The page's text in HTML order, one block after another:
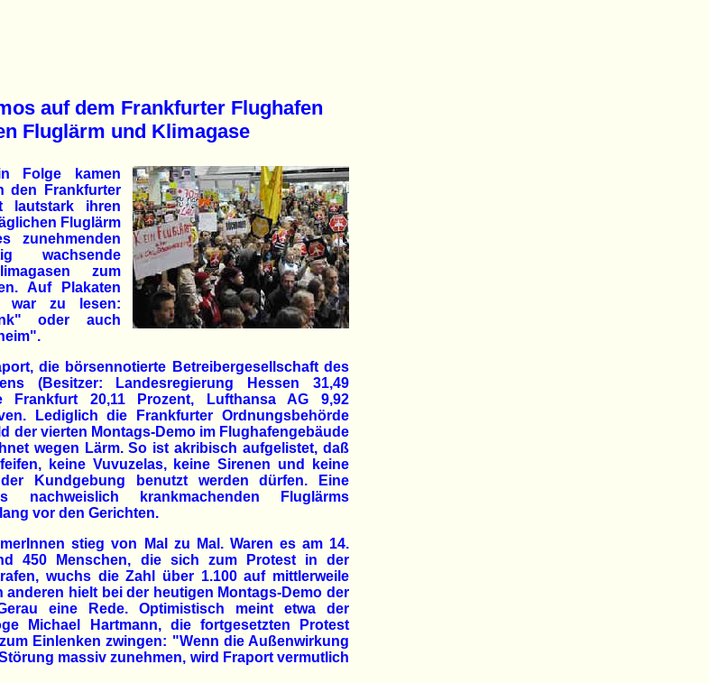
auf dem Frankfurter Flughafen
Fluglärm und Klimagase
Folge kamen
den Frankfurter
lautstark ihren
Fluglärm
zunehmenden
wachsende
zum
Auf Plakaten
war zu lesen:
oder auch
die börsennotierte Betreibergesellschaft des
(Besitzer: Landesregierung Hessen 31,49
Frankfurt 20,11 Prozent, Lufthansa AG 9,92
Lediglich die Frankfurter Ordnungsbehörde
der vierten Montags-Demo im Flughafengebäude
wegen Lärm. So ist akribisch aufgelistet, daß
keine Vuvuzelas, keine Sirenen und keine
Kundgebung benutzt werden dürfen. Eine
nachweislich krankmachenden Fluglärms
vor den Gerichten.
stieg von Mal zu Mal. Waren es am 14.
450 Menschen, die sich zum Protest in der
wuchs die Zahl über 1.100 auf mittlerweile
anderen hielt bei der heutigen Montags-Demo der
eine Rede. Optimistisch meint etwa der
Michael Hartmann, die fortgesetzten Protest
Einlenken zwingen: "Wenn die Außenwirkung
massiv zunehmen, wird Fraport vermutlich